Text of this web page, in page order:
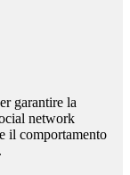
garantire la
network
il comportamento